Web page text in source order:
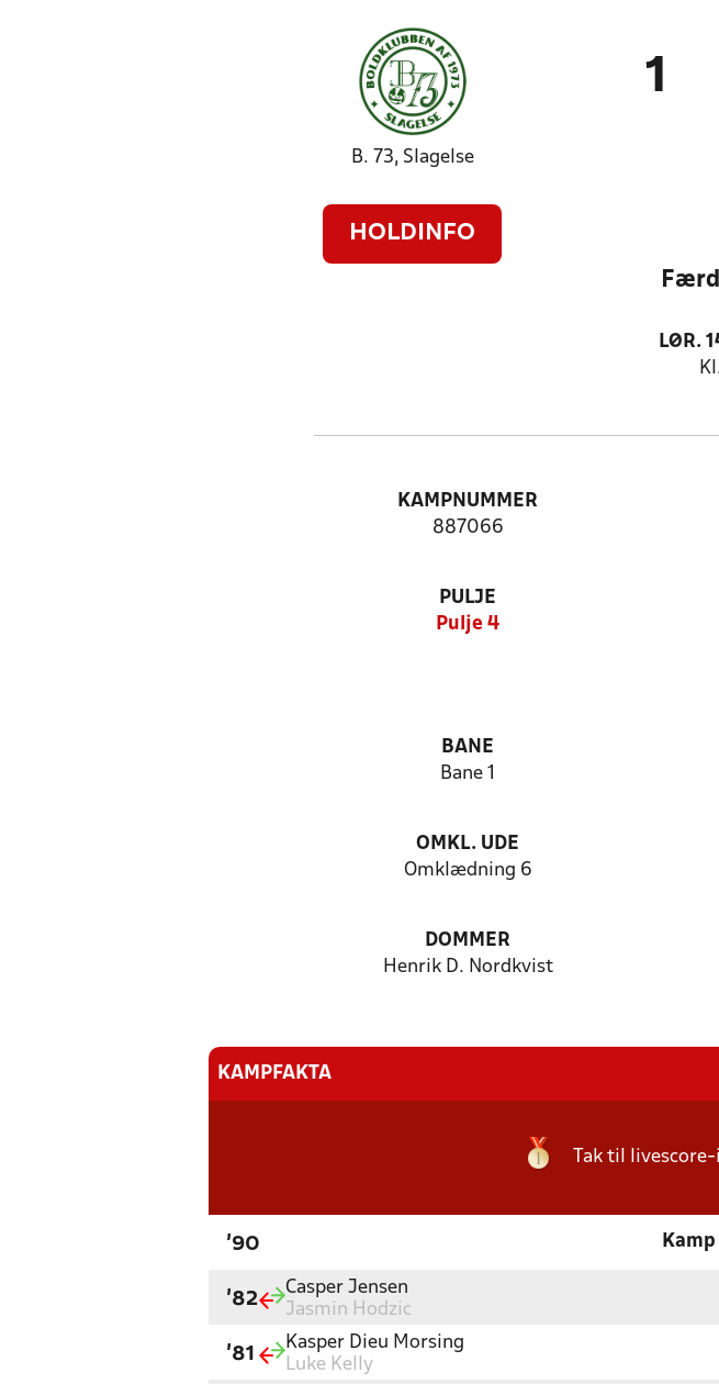
B. 73, Slagelse
HOLDINFO
1
LØR.
KAMPNUMMER
887066
PULJE
Pulje 4
BANE
Bane 1
OMKL. UDE
Omklædning 6
DOMMER
Henrik D. Nordkvist
KAMPFAKTA
Tak til
'90
'82
Casper Jensen
Jasmin Hodzic
'81
Kasper Dieu Morsing
Luke Kelly